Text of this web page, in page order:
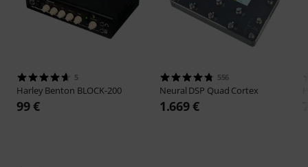
5
Harley Benton BLOCK-200
99 €
556
Neural DSP Quad Cortex
1.669 €